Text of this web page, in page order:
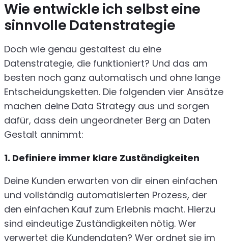
Wie entwickle ich selbst eine
sinnvolle Datenstrategie
Doch wie genau gestaltest du eine
Datenstrategie, die funktioniert? Und das am
besten noch ganz automatisch und ohne lange
Entscheidungsketten. Die folgenden vier Ansätze
machen deine Data Strategy aus und sorgen
dafür, dass dein ungeordneter Berg an Daten
Gestalt annimmt:
1. Definiere immer klare Zuständigkeiten
Deine Kunden erwarten von dir einen einfachen
und vollständig automatisierten Prozess, der
den einfachen Kauf zum Erlebnis macht. Hierzu
sind eindeutige Zuständigkeiten nötig. Wer
verwertet die Kundendaten? Wer ordnet sie im